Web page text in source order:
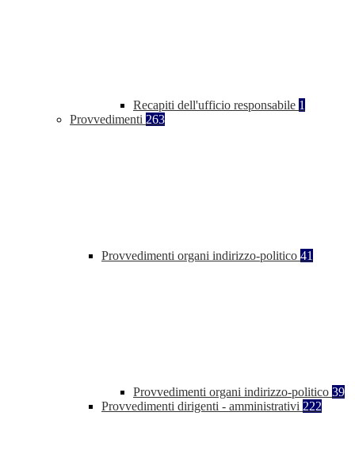
Recapiti dell'ufficio responsabile 1
Provvedimenti 263
Provvedimenti organi indirizzo-politico 41
Provvedimenti organi indirizzo-politico 39
Provvedimenti dirigenti - amministrativi 222